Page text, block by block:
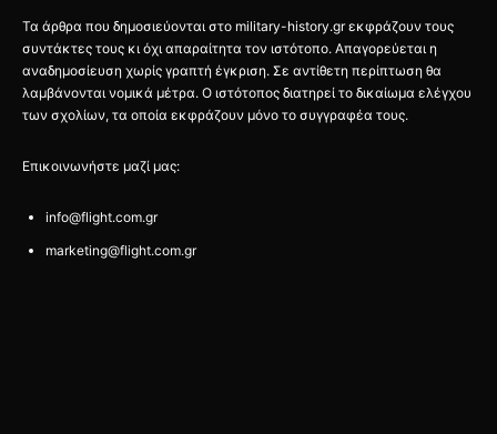
Τα άρθρα που δημοσιεύονται στο military-history.gr εκφράζουν τους
συντάκτες τους κι όχι απαραίτητα τον ιστότοπο. Απαγορεύεται η
αναδημοσίευση χωρίς γραπτή έγκριση. Σε αντίθετη περίπτωση θα
λαμβάνονται νομικά μέτρα. Ο ιστότοπος διατηρεί το δικαίωμα ελέγχου
των σχολίων, τα οποία εκφράζουν μόνο το συγγραφέα τους.
Επικοινωνήστε μαζί μας:
info@flight.com.gr
marketing@flight.com.gr